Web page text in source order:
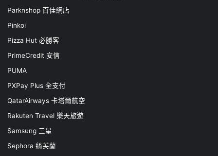
Parknshop 百佳網店
Pinkoi
Pizza Hut 必勝客
PrimeCredit 安信
PUMA
PXPay Plus 全支付
QatarAirways 卡塔爾航空
Rakuten Travel 樂天旅遊
Samsung 三星
Sephora 絲芙蘭